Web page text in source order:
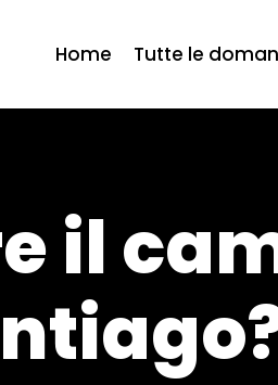
Home Tutte le
il